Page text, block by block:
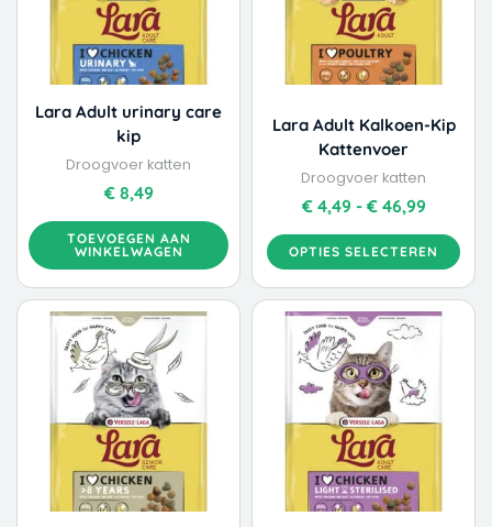
Lara Adult urinary care
kip
Droogvoer katten
€8,49
TOEVOEGEN AAN
WINKELWAGEN
Lara Adult Kalkoen-Kip
Kattenvoer
Droogvoer katten
€4,49 - €46,99
OPTIES SELECTEREN
Deze
optie
kan
gekozen
op
de
productpagina
€ 49,99
Dit
product
heeft
meerdere
variaties.
Deze
optie
kan
gekozen